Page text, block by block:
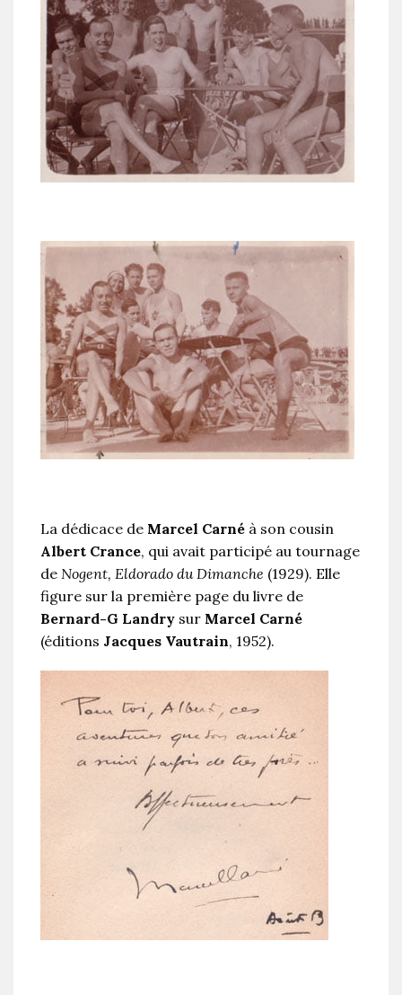
La dédicace de Marcel Carné à son cousin
Albert Crance, qui avait participé au tournage
de Nogent, Eldorado du Dimanche (1929). Elle
figure sur la première page du livre de
Bernard-G Landry sur Marcel Carné
(éditions Jacques Vautrain, 1952).